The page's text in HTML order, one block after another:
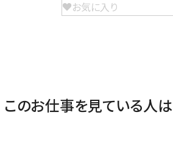
お気に入り
このお仕事を見ている人は